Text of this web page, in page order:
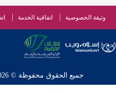
وثيقة الخصوصية اتفاقية الخدمة
جميع الحقوق محفوظة © 2026 - 1998 لشبكة إسلام ويب